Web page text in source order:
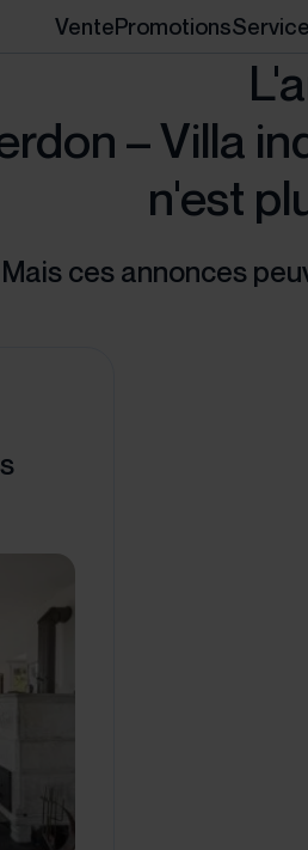
VentePromotions
– Villa
n'est
Mais ces annonces